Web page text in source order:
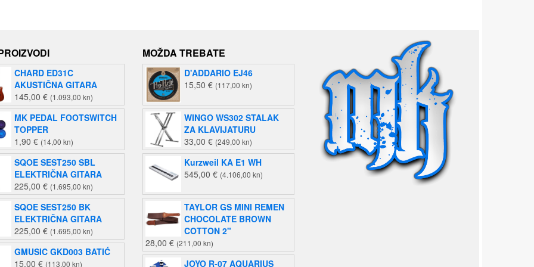
CHARD ED31C
AKUSTIČNA GITARA
145,00 € (1.093,00 kn)
MK PEDAL FOOTSWITCH
TOPPER
1,90 € (14,00 kn)
SQOE SEST250 SBL
ELEKTRIČNA GITARA
225,00 € (1.695,00 kn)
SQOE SEST250 BK
ELEKTRIČNA GITARA
225,00 € (1.695,00 kn)
GMUSIC GKD003 BATIĆ
15,00 € (113,00 kn)
MOŽDA TREBATE
D'ADDARIO EJ46
15,50 € (117,00 kn)
WINGO WS302 STALAK
ZA KLAVIJATURU
33,00 € (249,00 kn)
Kurzweil KA E1 WH
545,00 € (4.106,00 kn)
TAYLOR GS MINI REMEN
CHOCOLATE BROWN
COTTON 2"
28,00 € (211,00 kn)
JOYO R-07 AQUARIUS